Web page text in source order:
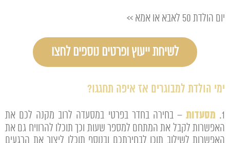
יום הולדת 50 לאבא או אמא >>
לשיחת ייעוץ ופרטים נוספים לחצו
ימי הולדת למבוגרים אז איפה תחגגו?
1. מסעדות – בחירה בחדר בפרטי במסעדה לרוב מקנה לכם את
האפשרות לקבל את המתחם למספר שעות וכך תוכלו להרוויח גם את
האפשרות לשילוב תוכן לבחירתכם ובנוסף תוכלו ליצור את הרגעים